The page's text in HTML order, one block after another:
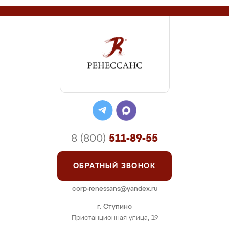
г. Ступино
Пристанционная улица, 19
8 (800) 511-89-55
ОБРАТНЫЙ ЗВОНОК
corp-renessans@yandex.ru